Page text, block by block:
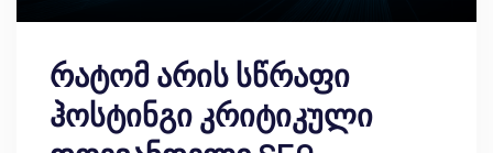
რატომ არის სწრაფი
ჰოსტინგი კრიტიკული